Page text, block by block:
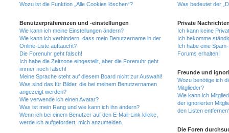
Wozu ist die Funktion „Alle Cookies löschen“?
Benutzerpräferenzen und -einstellungen
Wie kann ich meine Einstellungen ändern?
Wie kann ich verhindern, dass mein Benutzername in der
Online-Liste auftaucht?
Die Forenuhr geht falsch!
Ich habe die Zeitzone eingestellt, aber die Forenuhr geht
immer noch falsch!
Meine Sprache steht auf diesem Board nicht zur Auswahl!
Was sind das für Bilder, die bei meinem Benutzernamen
angezeigt werden?
Wie verwende ich einen Avatar?
Was ist mein Rang und wie kann ich ihn ändern?
Wenn ich bei einem Benutzer auf den E-Mail-Link klicke,
werde ich aufgefordert, mich anzumelden.
Was bedeutet der
Private
Ich kann keine
Ich bekomme
Ich habe eine
Forums erhalten!
Freunde und
Wozu benötige ich
Mitglieder?
Wie kann ich
der ignorierten
den Listen
Die Foren